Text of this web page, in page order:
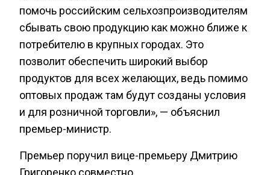
помочь российским сельхозпроизводителям
сбывать свою продукцию как можно ближе к
потребителю в крупных городах. Это
позволит обеспечить широкий выбор
продуктов для всех желающих, ведь помимо
оптовых продаж там будут созданы условия
и для розничной торговли», — объяснил
премьер-министр.
Премьер поручил вице-премьеру Дмитрию
Григоренко совместно